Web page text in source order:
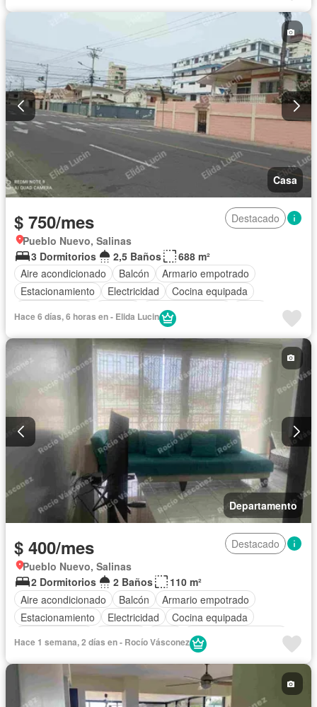
Casa
$ 750/mes
Destacado
Pueblo Nuevo, Salinas
3 Dormitorios
2,5 Baños
688 m²
Aire acondicionado
Balcón
Armario empotrado
Estacionamiento
Electricidad
Cocina equipada
Vista panorámica
Solo familias
Completamente amoblado
Hace 6 días, 6 horas en - Elida Lucin
Departamento
$ 400/mes
Destacado
Pueblo Nuevo, Salinas
2 Dormitorios
2 Baños
110 m²
Aire acondicionado
Balcón
Armario empotrado
Estacionamiento
Electricidad
Cocina equipada
Garita de guardianía
Hace 1 semana, 2 días en - Rocío Vásconez